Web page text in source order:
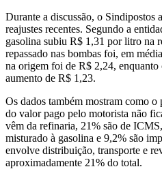
Durante a discussão, o Sindipostos
reajustes recentes. Segundo a
gasolina subiu R$ 1,31 por litro na
repassado nas bombas foi, em
na origem foi de R$ 2,24,
aumento de R$ 1,23.
Os dados também mostram como
do valor pago pelo motorista não
vêm da refinaria, 21% são de
misturado à gasolina e 9,2% são
envolve distribuição, transporte e
aproximadamente 21% do total.